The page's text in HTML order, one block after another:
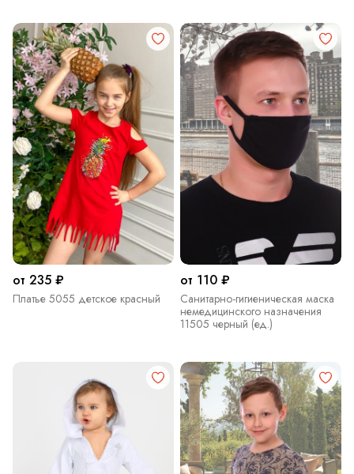
от 235 ₽
Платье 5055 детское красный
от 110 ₽
Санитарно-гигиеническая маска
немедицинского назначения
11505 черный (ед.)